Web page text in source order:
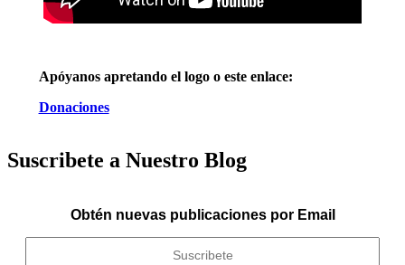
Apóyanos apretando el logo o este enlace:
Donaciones
Suscribete a Nuestro Blog
Obtén nuevas publicaciones por Email